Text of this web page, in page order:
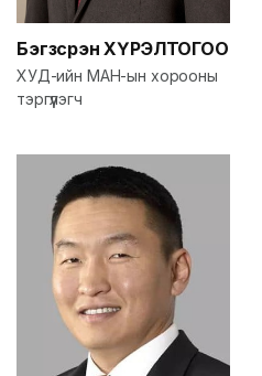
Бэгзсүрэн ХҮРЭЛТОГОО
ХУД-ийн МАН-ын хорооны
тэргүүлэгч